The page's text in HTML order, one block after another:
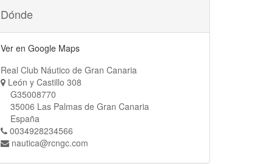
Dónde
Ver en Google Maps
Real Club Náutico de Gran Canaria
León y Castillo 308
G35008770
35006 Las Palmas de Gran Canaria
España
0034928234566
nautica@rcngc.com